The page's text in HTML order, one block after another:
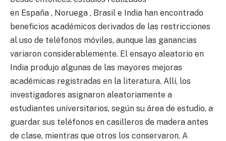
en España , Noruega , Brasil e India han encontrado
beneficios académicos derivados de las restricciones
al uso de teléfonos móviles, aunque las ganancias
variaron considerablemente. El ensayo aleatorio en
India produjo algunas de las mayores mejoras
académicas registradas en la literatura. Allí, los
investigadores asignaron aleatoriamente a
estudiantes universitarios, según su área de estudio, a
guardar sus teléfonos en casilleros de madera antes
de clase, mientras que otros los conservaron. A